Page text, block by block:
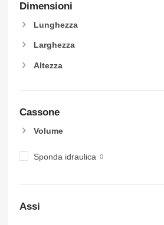
Dimensioni
Lunghezza
Larghezza
Altezza
Cassone
Volume
Sponda idraulica
Assi